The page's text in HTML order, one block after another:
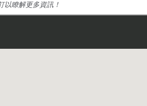
以瞭解更多資訊！